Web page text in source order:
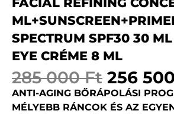
SPECTRUM SPF30 30
EYE CRÉME 8 ML
285 000Ft 256 500
ANTI-AGING BŐRÁPOLÁSI
MÉLYEBB RÁNCOK ÉS AZ